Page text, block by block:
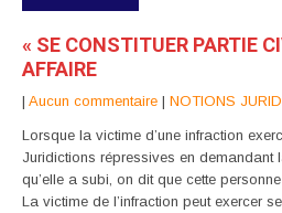
« SE CONSTITUER PARTIE
AFFAIRE
| Aucun commentaire | NOTIONS
Lorsque la victime d’une infraction
Juridictions répressives en demandant
qu’elle a subi, on dit que cette
La victime de l’infraction peut exercer